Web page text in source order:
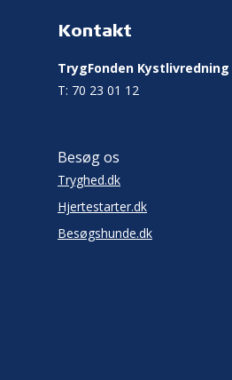
Kontakt
TrygFonden Kystlivredning
T: 70 23 01 12
Besøg os
Tryghed.dk
Hjertestarter.dk
Besøgshunde.dk